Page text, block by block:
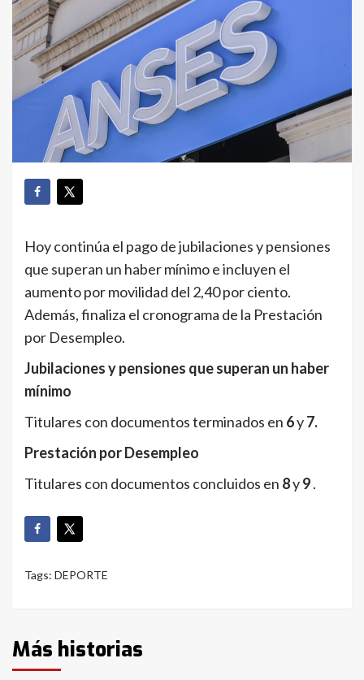
Hoy continúa el pago de jubilaciones y pensiones
que superan un haber mínimo e incluyen el
aumento por movilidad del 2,40 por ciento.
Además, finaliza el cronograma de la Prestación
por Desempleo.
Jubilaciones y pensiones que superan un haber
mínimo
Titulares con documentos terminados en 6y7.
Prestación por Desempleo
Titulares con documentos concluidos en 8y9.
Tags: DEPORTE
Más historias